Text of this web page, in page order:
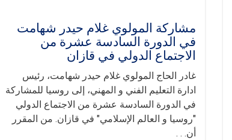
مشاركة المولوي غلام حيدر شهامت
في الدورة السادسة عشرة من
الاجتماع الدولي في قازان
غادر الحاج المولوي غلام حيدر شهامت، رئيس
ادارة التعليم الفني و المهني، إلى روسيا للمشاركة
في الدورة السادسة عشرة من الاجتماع الدولي
"روسيا و العالم الإسلامي" في قازان. من المقرر
أن. . .